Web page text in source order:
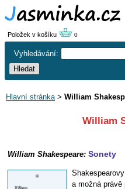
Položek v košíku 0
Vyhledávání:
Hlavní stránka> William
William
William Shakespeare: Sonety
a možná